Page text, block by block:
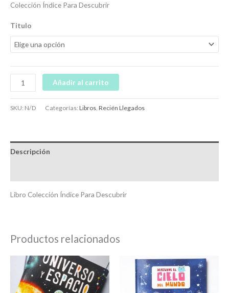
Colección Índice Para Descubrir
Titulo
Añadir al carrito
SKU: N/D Categorías:Libros Recién Llegados
Descripción
Libro Colección Índice Para Descubrir
Productos relacionados